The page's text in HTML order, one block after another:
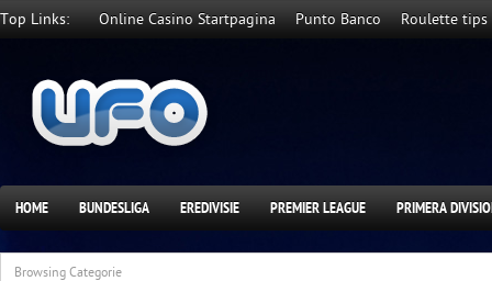
Top Links: Online Casino Startpagina Punto Banco Roulette tips
HOME BUNDESLIGA EREDIVISIE PREMIER LEAGUE PRIMERA
Browsing Categorie